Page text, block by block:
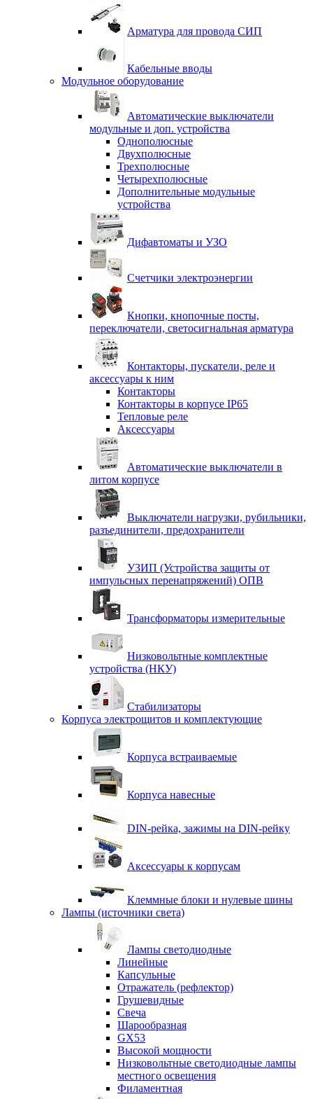
Арматура для провода СИП
Кабельные вводы
Модульное оборудование
Автоматические выключатели
модульные и доп. устройства
Однополюсные
Двухполюсные
Трехполюсные
Четырехполюсные
Дополнительные модульные
устройства
Дифавтоматы и УЗО
Счетчики электроэнергии
Кнопки, кнопочные посты,
переключатели, светосигнальная арматура
Контакторы, пускатели, реле и
аксессуары к ним
Контакторы
Контакторы в корпусе IP65
Тепловые реле
Аксессуары
Автоматические выключатели в
литом корпусе
Выключатели нагрузки, рубильники,
разъединители, предохранители
УЗИП (Устройства защиты от
импульсных перенапряжений) ОПВ
Трансформаторы измерительные
Низковольтные комплектные
устройства (НКУ)
Стабилизаторы
Корпуса электрощитов и комплектующие
Корпуса встраиваемые
Корпуса навесные
DIN-рейка, зажимы на DIN-рейку
Аксессуары к корпусам
Клеммные блоки и нулевые шины
Лампы (источники света)
Лампы светодиодные
Линейные
Капсульные
Отражатель (рефлектор)
Грушевидные
Свеча
Шарообразная
GX53
Высокой мощности
Низковольтные светодиодные лампы
местного освещения
Филаментная